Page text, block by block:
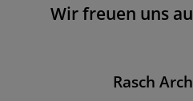
Wir freuen uns
Rasch